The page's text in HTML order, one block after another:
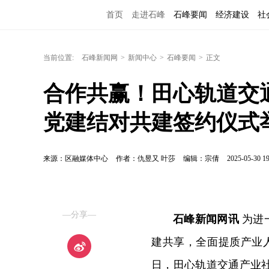
首页 走进石峰 石峰要闻 经济建设 社
当前位置: 石峰新闻网 > 新闻中心 > 石峰要闻 > 正文
合作共赢！田心轨道交
党建结对共建签约仪式
来源：区融媒体中心 作者：仇昱又 叶莎 编辑：宗倩 2025-05-30
—分享— 石峰新闻网讯为进
建共享，全面提质产业
日，田心轨道交通产业